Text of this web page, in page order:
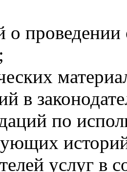
о
в
по
услуг в